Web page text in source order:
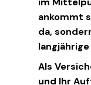
ankommt
da,
Als
und Ihr